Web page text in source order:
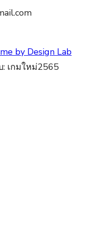
by Design Lab
: เกมใหม่2565